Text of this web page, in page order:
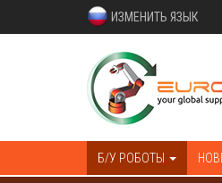
ИЗМЕНИТЬ ЯЗЫК
Б/У РОБОТЫ